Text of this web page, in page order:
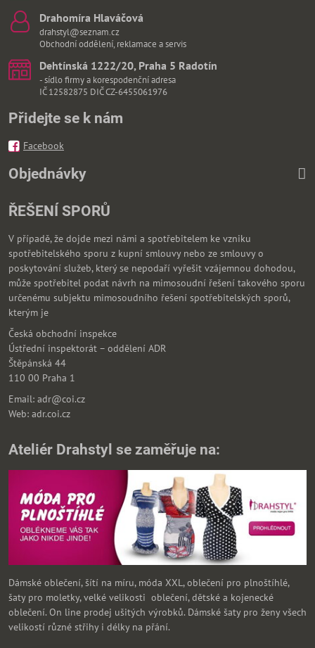
Drahomíra Hlaváčová
drahstyl@seznam.cz
Obchodní oddělení, reklamace a servis
Dehtínská 1222/20, Praha 5 Radotín
- sídlo firmy a korespodenční adresa
IČ 12582875 DIČ CZ-6455061976
Přidejte se k nám
Facebook
Objednávky
ŘEŠENÍ SPORŮ
V případě, že dojde mezi námi a spotřebitelem ke vzniku
spotřebitelského sporu z kupní smlouvy nebo ze smlouvy o
poskytování služeb, který se nepodaří vyřešit vzájemnou dohodou,
může spotřebitel podat návrh na mimosoudní řešení takového sporu
určenému subjektu mimosoudního řešení spotřebitelských sporů,
kterým je
Česká obchodní inspekce
Ústřední inspektorát – oddělení ADR
Štěpánská 44
110 00 Praha 1
Email: adr@coi.cz
Web: adr.coi.cz
Ateliér Drahstyl se zaměřuje na:
Dámské oblečení, šítí na míru, móda XXL, oblečení pro plnoštíhlé,
šaty pro moletky, velké velikosti oblečení, dětské a kojenecké
oblečení. On line prodej ušitých výrobků. Dámské šaty pro ženy všech
velikostí různé střihy i délky na přání.